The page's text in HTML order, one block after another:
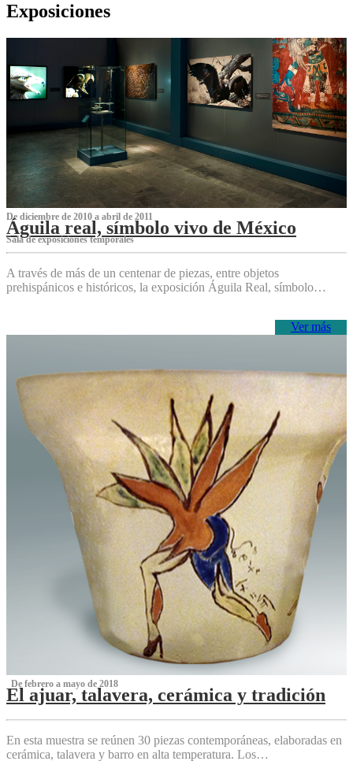
Exposiciones
De diciembre de 2010 a abril de 2011
Águila real, símbolo vivo de México
Sala de exposiciones temporales
A través de más de un centenar de piezas, entre objetos
prehispánicos e históricos, la exposición Águila Real, símbolo…
Ver más
‌ De febrero a mayo de 2018
El ajuar, talavera, cerámica y tradición
‌
En esta muestra se reúnen 30 piezas contemporáneas, elaboradas en
cerámica, talavera y barro en alta temperatura. Los…